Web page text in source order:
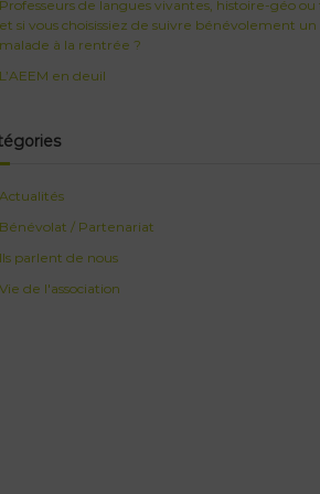
de langues vivantes, histoire-géo ou
si vous choisissiez de suivre bénévolement
à la rentrée ?
en deuil
/ Partenariat
parlent de nous
de l'association